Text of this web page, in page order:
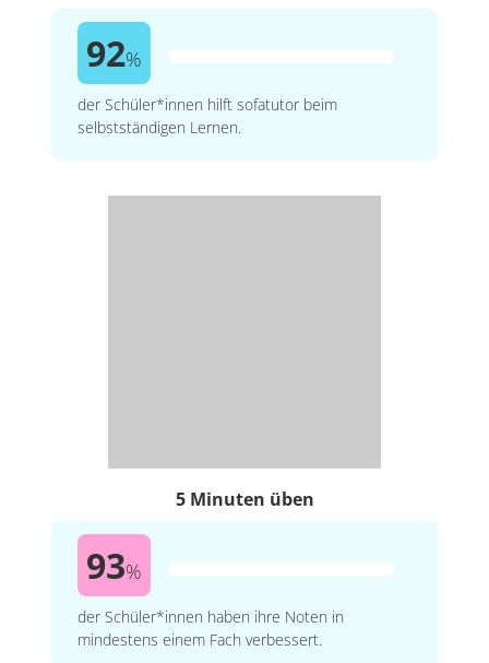
92%
der Schüler*innen hilft sofatutor beim
selbstständigen Lernen.
5 Minuten üben
93%
der Schüler*innen haben ihre Noten in
mindestens einem Fach verbessert.